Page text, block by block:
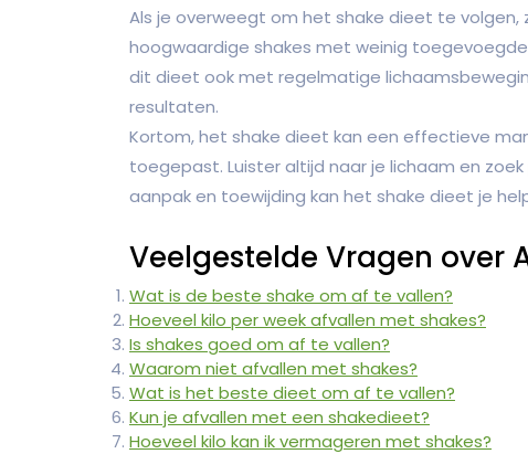
Als je overweegt om het shake dieet te
hoogwaardige shakes met weinig
dit dieet ook met regelmatige
resultaten.
Kortom, het shake dieet kan een effectieve
toegepast. Luister altijd naar je lichaam en
aanpak en toewijding kan het shake dieet je
Veelgestelde Vragen over
Wat is de beste shake om af te vallen?
Hoeveel kilo per week afvallen met shakes?
Is shakes goed om af te vallen?
Waarom niet afvallen met shakes?
Wat is het beste dieet om af te vallen?
Kun je afvallen met een shakedieet?
Hoeveel kilo kan ik vermageren met shakes?